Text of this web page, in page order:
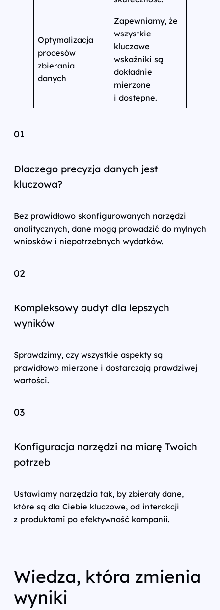
Optymalizacja
procesów
zbierania
danych
Zapewniamy, że
wszystkie
kluczowe
wskaźniki są
dokładnie
mierzone
i dostępne.
01
Dlaczego precyzja danych jest
kluczowa?
Bez prawidłowo skonfigurowanych narzędzi
analitycznych, dane mogą prowadzić do mylnych
wniosków i niepotrzebnych wydatków.
02
Kompleksowy audyt dla lepszych
wyników
Sprawdzimy, czy wszystkie aspekty są
prawidłowo mierzone i dostarczają prawdziwej
wartości.
03
Konfiguracja narzędzi na miarę Twoich
potrzeb
Ustawiamy narzędzia tak, by zbierały dane,
które są dla Ciebie kluczowe, od interakcji
z produktami po efektywność kampanii.
Wiedza, która zmienia
wyniki